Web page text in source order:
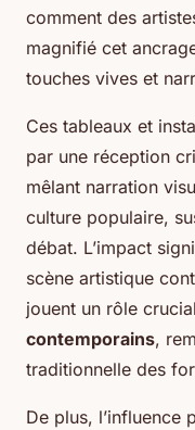
comment des
magnifié cet
touches vives et
Ces tableaux et
par une réception
mêlant narration
culture populaire,
débat. L’impact
scène artistique
jouent un rôle
contemporains,
traditionnelle des
De plus, l’influence